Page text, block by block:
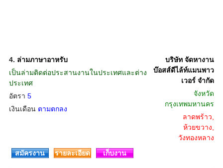
4. ล่ามภาษาอาหรับ
เป็นล่ามติดต่อประสานงานในประเทศและต่าง
ประเทศ
อัตรา 5
เงินเดือน ตามตกลง
บริษัท จัดหางาน
บ๊อสส์ดีไล้ท์แมนพาว
เวอร์ จำกัด
จังหวัด
กรุงเทพมหานคร
ลาดพร้าว,
ห้วยขวาง,
วังทองหลาง
สมัครงาน
รายละเอียด เก็บงาน